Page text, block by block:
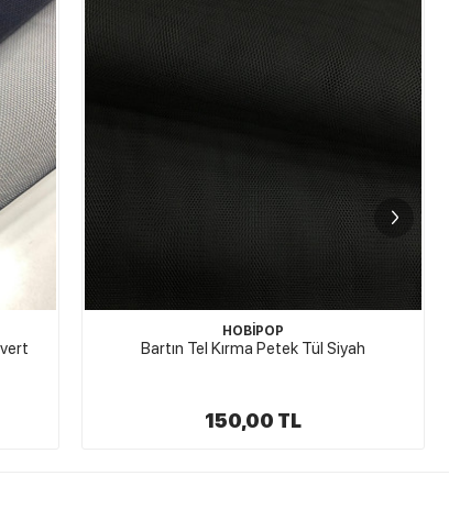
HOBİPOP
Namaz Başörtülük Krep Şifon Kumaş Beyaz
140,00 TL